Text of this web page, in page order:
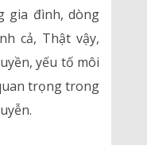
gia đình, dòng
cả, Thật vậy,
yếu tố môi
trọng trong